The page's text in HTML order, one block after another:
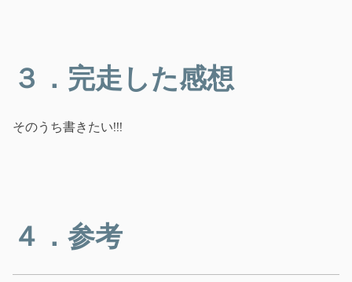
３．完走した感想
そのうち書きたい!!!
４．参考